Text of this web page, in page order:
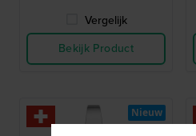
Vergelijk
Bekijk Product
Nieuw